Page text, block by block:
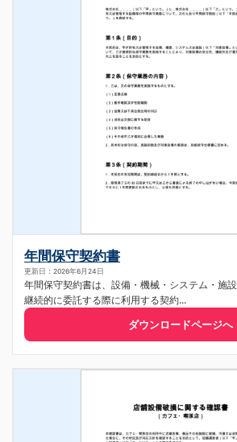
年間保守契約書
更新日：2026年6月24日
年間保守契約書は、設備・機械・システム・施
継続的に委託する際に利用する契約...
ダウンロードページへ